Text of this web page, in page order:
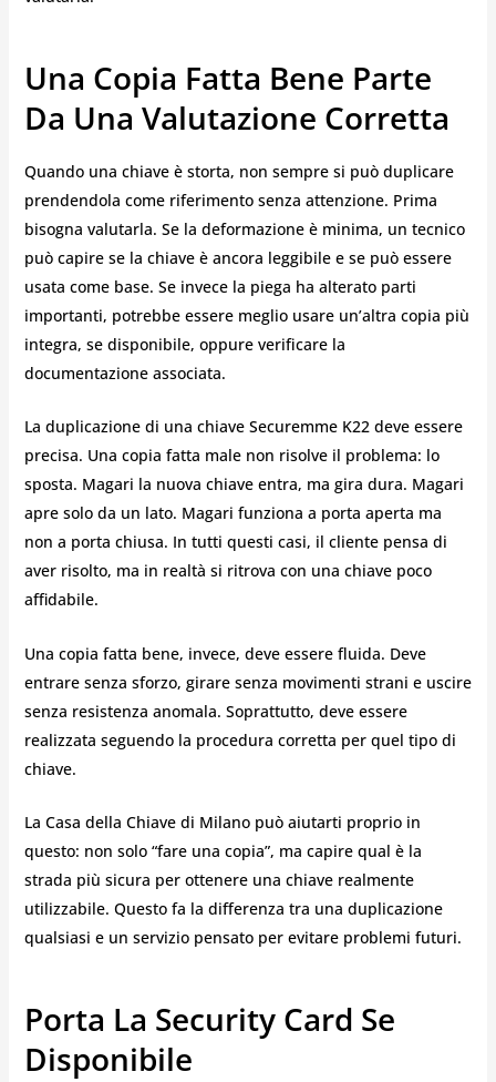
Una Copia Fatta Bene Parte
Da Una Valutazione Corretta
Quando una chiave è storta, non sempre si può duplicare
prendendola come riferimento senza attenzione. Prima
bisogna valutarla. Se la deformazione è minima, un tecnico
può capire se la chiave è ancora leggibile e se può essere
usata come base. Se invece la piega ha alterato parti
importanti, potrebbe essere meglio usare un’altra copia più
integra, se disponibile, oppure verificare la
documentazione associata.
La duplicazione di una chiave Securemme K22 deve essere
precisa. Una copia fatta male non risolve il problema: lo
sposta. Magari la nuova chiave entra, ma gira dura. Magari
apre solo da un lato. Magari funziona a porta aperta ma
non a porta chiusa. In tutti questi casi, il cliente pensa di
aver risolto, ma in realtà si ritrova con una chiave poco
affidabile.
Una copia fatta bene, invece, deve essere fluida. Deve
entrare senza sforzo, girare senza movimenti strani e uscire
senza resistenza anomala. Soprattutto, deve essere
realizzata seguendo la procedura corretta per quel tipo di
chiave.
La Casa della Chiave di Milano può aiutarti proprio in
questo: non solo “fare una copia”, ma capire qual è la
strada più sicura per ottenere una chiave realmente
utilizzabile. Questo fa la differenza tra una duplicazione
qualsiasi e un servizio pensato per evitare problemi futuri.
Porta La Security Card Se
Disponibile